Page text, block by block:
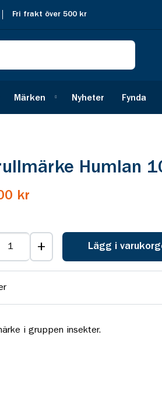
Fri frakt över 500 kr
Märken Nyheter Fynda
Humlan
kr
+ Lägg i
i gruppen insekter.